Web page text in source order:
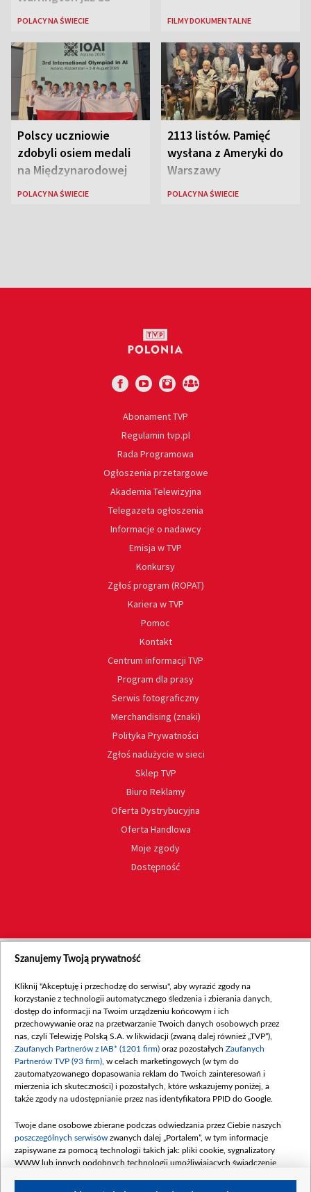
sierpnia
POLACY NA ŚWIECIE FILMY DOKUMENTALNE
Polscy uczniowie
zdobyli osiem medali
na Międzynarodowej
Olimpiadzie Sztucznej
POLACY NA ŚWIECIE
2113 listów. Pamięć
wysłana z Ameryki do
Warszawy
POLACY NA ŚWIECIE
Abonament TVP
Regulamin tvp.pl
Rada Programowa
Ogłoszenia przetargowe
Akademia Telewizyjna
Telegazeta ogłoszenia
Informacje o nadawcy
Emisja w TVP
Konkursy
Zgłoś program (ROPAT)
Kariera w TVP
Pomoc
Kontakt
Centrum informacji TVP
Program dla prasy
Serwis fotograficzny
Merchandising (znaki)
Polityka Prywatności
Zgłoś nadużycie w sieci
Sklep TVP
Biuro Reklamy
Oferta Dystrybucyjna
Oferta Handlowa
Moje zgody
Dostępność
Szanujemy Twoją prywatność
Kliknij "Akceptuję i przechodzę do serwisu", aby wyrazić zgody na
korzystanie z technologii automatycznego śledzenia i zbierania danych,
dostęp do informacji na Twoim urządzeniu końcowym i ich
przechowywanie oraz na przetwarzanie Twoich danych osobowych przez
nas, czyli Telewizję Polską S.A. w likwidacji (zwaną dalej również „TVP”),
Zaufanych Partnerów z IAB* (1201 firm) oraz pozostałych Zaufanych
Partnerów TVP (93 firm) , w celach marketingowych (w tym do
zautomatyzowanego dopasowania reklam do Twoich zainteresowań i
mierzenia ich skuteczności) i pozostałych, które wskazujemy poniżej, a
także zgody na udostępnianie przez nas identyfikatora PPID do Google.
Twoje dane osobowe zbierane podczas odwiedzania przez Ciebie naszych
poszczególnych serwisów zwanych dalej „Portalem”, w tym informacje
zapisywane za pomocą technologii takich jak: pliki cookie, sygnalizatory
WWW lub innych podobnych technologii umożliwiających świadczenie